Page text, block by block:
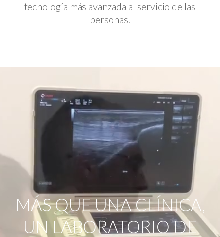
tecnología más avanzada al servicio de las
personas.
MÁS QUE UNA CLÍNICA,
UN LABORATORIO DE